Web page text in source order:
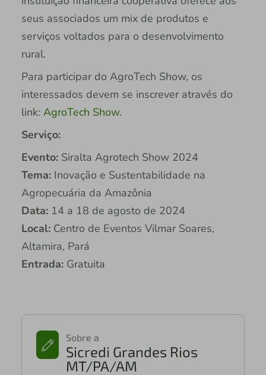
seus associados um mix de produtos e
serviços voltados para o desenvolvimento
rural.
Para participar do AgroTech Show, os
interessados devem se inscrever através do
link: AgroTech Show.
Serviço:
Evento:Siralta Agrotech Show 2024
Tema:Inovação e Sustentabilidade na
Agropecuária da Amazônia
Data:14 a 18 de agosto de 2024
Local:Centro de Eventos Vilmar Soares,
Altamira, Pará
Entrada:Gratuita
Sobre a
Sicredi Grandes Rios
MT/PA/AM